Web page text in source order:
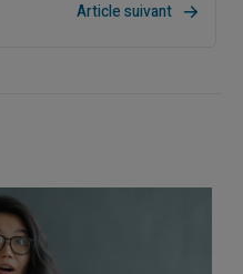
Article suivant